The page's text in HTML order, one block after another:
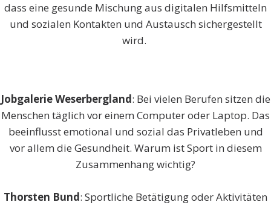
dass eine gesunde Mischung aus digitalen Hilfsmitteln
und sozialen Kontakten und Austausch sichergestellt
wird.
Jobgalerie Weserbergland: Bei vielen Berufen sitzen die
Menschen täglich vor einem Computer oder Laptop. Das
beeinflusst emotional und sozial das Privatleben und
vor allem die Gesundheit. Warum ist Sport in diesem
Zusammenhang wichtig?
Thorsten Bund: Sportliche Betätigung oder Aktivitäten